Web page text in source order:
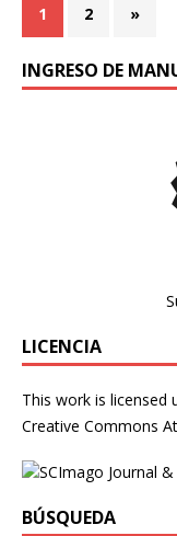
1 2 »
INGRESO DE
LICENCIA
This work is licensed
Creative Commons
BÚSQUEDA